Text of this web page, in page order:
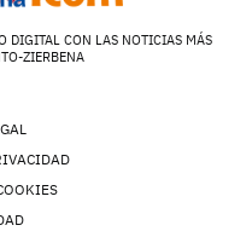
DIGITAL CON LAS NOTICIAS MÁS
ZIERBENA